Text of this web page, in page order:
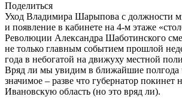
Поделиться
Уход Владимира Шарыпова с должности
и появление в кабинете на 4-м этаже
Революции Александра Шаботинского
не только главным событием прошлой
года в небогатой на движуху местной
Вряд ли мы увидим в ближайшие полгода
значимое – разве что губернатор
Ивановскую область (но это вряд ли).